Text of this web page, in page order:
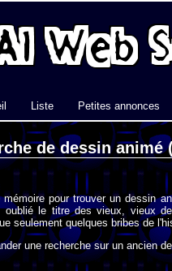
Liste Petites annonces
de dessin animé
mémoire pour trouver un dessin
oublié le titre des vieux, vieux
seulement quelques bribes de
une recherche sur un ancien